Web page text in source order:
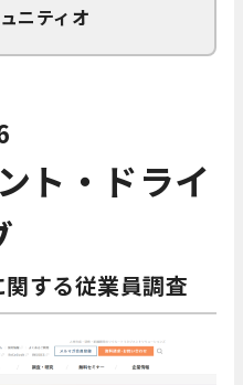
ニティオ
ト・ドライ
する従業員調査